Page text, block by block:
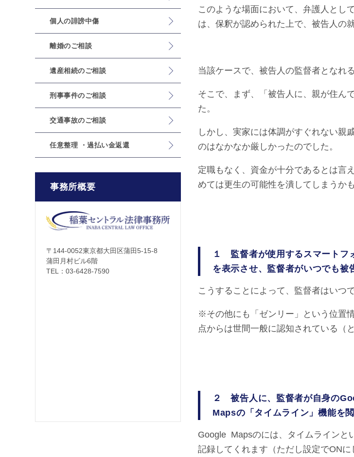
このような場面において、弁護人とし
は、保釈が認められた上で、被告人の
当該ケースで、被告人の監督者となれ
そこで、まず、「被告人に、親が住ん
た。
しかし、実家には体調がすぐれない親
のはなかなか厳しかったのでした。
定職もなく、資金が十分であるとは言
めては更生の可能性を潰してしまうか
１ 監督者が使用するスマートフ
を表示させ、監督者がいつでも被
こうすることによって、監督者はいつ
※その他にも「ゼンリー」という位置
点からは世間一般に認知されている（
２ 被告人に、監督者が自身の
Mapsの「タイムライン」機能を
Google Mapsのには、タイムラインと
記録してくれます（ただし設定でONに
個人の誹謗中傷
離婚のご相談
遺産相続のご相談
刑事事件のご相談
交通事故のご相談
任意整理 ・過払い金返還
事務所概要
〒144-0052東京都大田区蒲田5-15-8
蒲田月村ビル6階
TEL： 03-6428-7590